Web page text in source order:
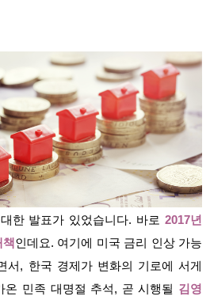
한 발표가 있었습니다. 바로 2017년
인데요. 여기에 미국 금리 인상 가능
서, 한국 경제가 변화의 기로에 서게
온 민족 대명절 추석, 곧 시행될 김영